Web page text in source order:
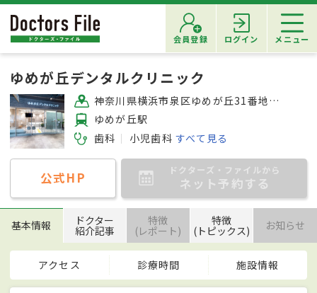
会員登録 ログイン メニュー
ゆめが丘デンタルクリニック
神奈川県横浜市泉区ゆめが丘31番地 ゆめが丘ソラトス2F
ゆめが丘駅
歯科
小児歯科 すべて見る
公式HP ドクターズ・ファイルから
ネット予約する
基本情報 ドクター
紹介記事
特徴
(レポート)
特徴
(トピックス) お知らせ
アクセス 診療時間 施設情報